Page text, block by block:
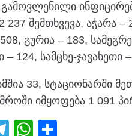
გამოვლენილი
შემთხვევა, აჭარა
გურია – 183,
– 124, სამცხე-
33, სტაციონარში
იმყოფება 1 091
T
W